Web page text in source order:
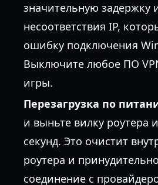
значительную задержку
несоответствия IP,
ошибку подключения
Выключите любое ПО
игры.
Перезагрузка по
и выньте вилку роутера
секунд. Это очистит
роутера и
соединение с